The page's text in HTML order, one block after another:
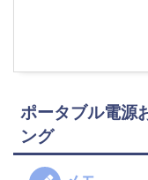
ポータブル電源
ング